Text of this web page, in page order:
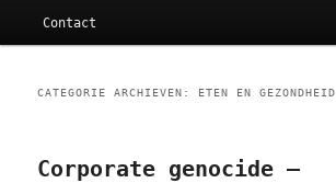
Contact
CATEGORIE ARCHIEVEN: ETEN EN GEZONDHEID
Corporate genocide –